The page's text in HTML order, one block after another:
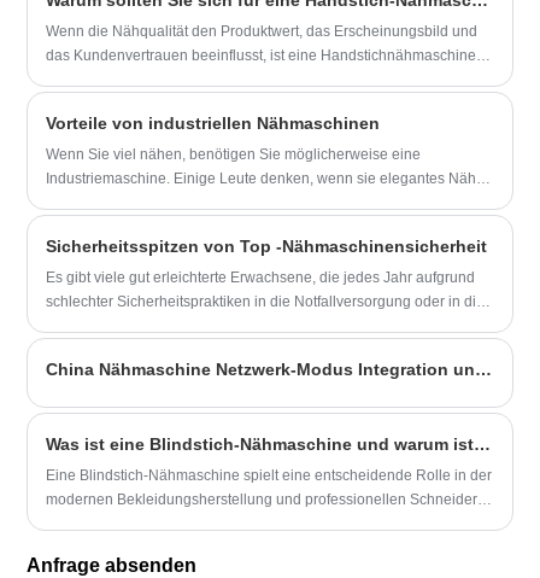
der Lack Risse oder örtliche Stellen aufweist; ob der Rahmen
beschädigt ist, Farbe herunterfällt oder sich verdreht; ob der Spalt
zwischen der oberen und unteren Welle und der Nadelstange den
Wenn die Nähqualität den Produktwert, das Erscheinungsbild und
das Kundenvertrauen beeinflusst, ist eine Handstichnähmaschine
inkonsistente Ziernähte, langsame manuelle Arbeit, Ermüdung des
Bedieners und die Schwierigkeit, ein raffiniertes handwerkliches
Aussehen im Maßstab beizubehalten.
Vorteile von industriellen Nähmaschinen
Wenn Sie viel nähen, benötigen Sie möglicherweise eine
Industriemaschine. Einige Leute denken, wenn sie elegantes Nähen
Industriemaschinen können nur durch Abschluss mittlerer Projekte
erhalten werden.
Sicherheitsspitzen von Top -Nähmaschinensicherheit
Es gibt viele gut erleichterte Erwachsene, die jedes Jahr aufgrund
schlechter Sicherheitspraktiken in die Notfallversorgung oder in die
unglaublich schnellen Geschwindigkeiten, schließen Nadeln mit
Sie sich mit ein paar guten Sicherheitspraktiken keine Sorgen
machen.
China Nähmaschine Netzwerk-Modus Integration und Innovation
Was ist eine Blindstich-Nähmaschine und warum ist sie für die professionelle Veredelung von Kleidungsstücken unerlässlich?
Eine Blindstich-Nähmaschine spielt eine entscheidende Rolle in der
modernen Bekleidungsherstellung und professionellen Schneiderei,
Anfrage absenden